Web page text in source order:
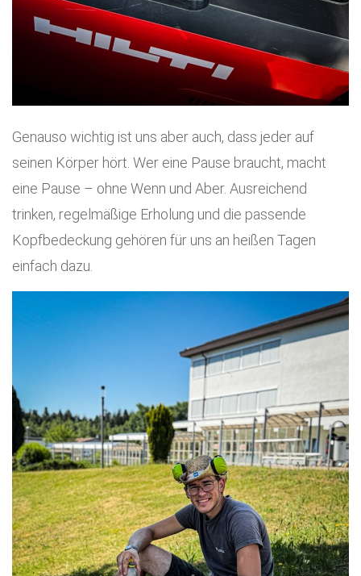
Genauso wichtig ist uns aber auch, dass jeder auf
seinen Körper hört. Wer eine Pause braucht, macht
eine Pause – ohne Wenn und Aber. Ausreichend
trinken, regelmäßige Erholung und die passende
Kopfbedeckung gehören für uns an heißen Tagen
einfach dazu.